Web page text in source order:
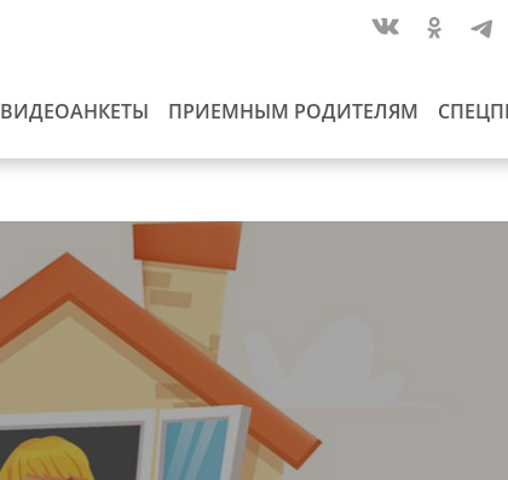
ВИДЕОАНКЕТЫ ПРИЕМНЫМ РОДИТЕЛЯМ